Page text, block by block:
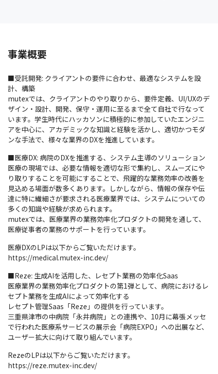
事業概要
■受託開発: クライアントの要件に合わせ、最適なシステムを設
計、構築
mutexでは、クライアントのやり取りから、要件定義、UI/UXのデ
ザイン・設計、開発、保守・運用に至るまで全て自社で行なって
います。学生時代にハッカソンに積極的に参加していたエンジニ
アを中心に、アカデミックな知識と経験を活かし、適切かつモダ
ンな手法で、様々な業界のDXを推進しています。
■医療DX: 病院のDXを推進する、システム主導のソリューション
医療の現場では、必要な情報を適切な形で集約し、スムーズにや
り取りすることを可能にすることで、飛躍的な業務効率の改善を
見込める場面が数多くあります。しかしながら、情報の保存や伝
達に特に繊細さが要求される医療業界では、システムについての
多くの知識や経験が求められます。
mutexでは、医療業界の業務効率化プロダクトの開発を通して、
医療従事者の業務のサポートを行っています。
医療DXのLPは以下からご覧いただけます。
https://medical.mutex-inc.dev/
■Reze: 生成AIを活用した、レセプト業務の効率化Saas
医療業界の業務効率化プロダクトの第1弾として、病院におけるレ
セプト業務を生成AIによって効率化する
レセプト管理Saas「Reze」の提供を行っています。
三重県津市の中病院「永井病院」との連携や、10月に幕張メッセ
で行われた医療系サービスの展示会「病院EXPO」への出展など、
ユーザー拡大に向けて取り組んでいます。
RezeのLPは以下からご覧いただけます。
https://reze.mutex-inc.dev/